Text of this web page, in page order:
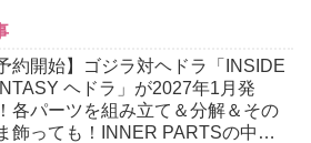
予約開始】ゴジラ対ヘドラ「INSIDE
ヘドラ」が2027年1月発
各パーツを組み立て＆分解＆その
飾っても！INNER PARTSの中に